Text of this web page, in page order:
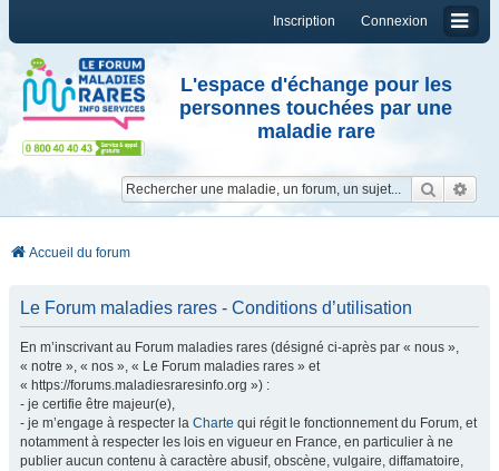
Connexion
Inscription
L'espace d'échange pour les
personnes touchées par une
maladie rare
Accueil du forum
Le Forum maladies rares - Conditions d’utilisation
En m’inscrivant au Forum maladies rares (désigné ci-après par « nous »,
« notre », « nos », « Le Forum maladies rares » et
« https://forums.maladiesraresinfo.org ») :
- je certifie être majeur(e),
- je m’engage à respecter la Charte qui régit le fonctionnement du Forum, et
notamment à respecter les lois en vigueur en France, en particulier à ne
publier aucun contenu à caractère abusif, obscène, vulgaire, diffamatoire,